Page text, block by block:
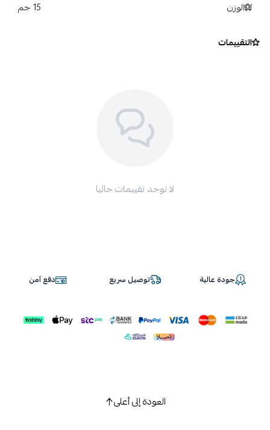
الوزن 15 جم
التقييمات
لا توجد تقييمات حاليا
جودة عالية توصيل سريع دفع آمن
العودة إلى أعلى